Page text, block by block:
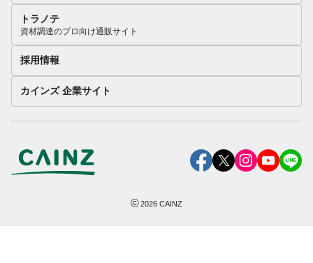
トラノテ
資材調達のプロ向け通販サイト
採用情報
カインズ 企業サイト
©2026 CAINZ